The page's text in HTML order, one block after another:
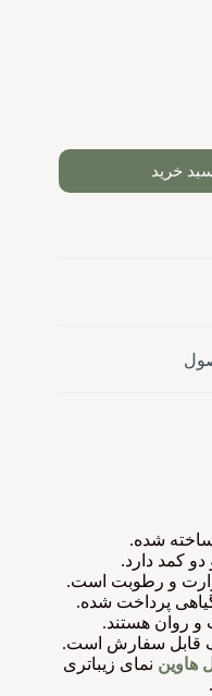
خرید
شده.
دو کمد دارد.
و رطوبت است.
پرداخت شده.
و روان هستند.
قابل سفارش است.
هاوین نمای زیباتری